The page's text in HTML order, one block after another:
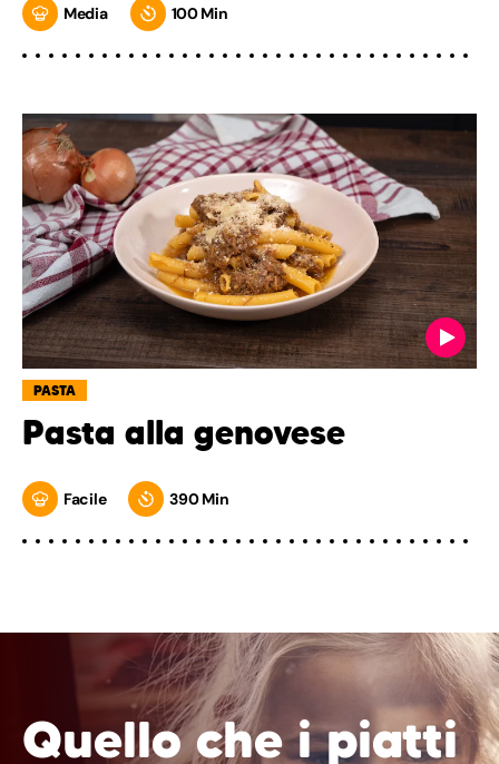
Media 100 Min
PASTA
Pasta alla genovese
Facile 390 Min
Quello che i piatti